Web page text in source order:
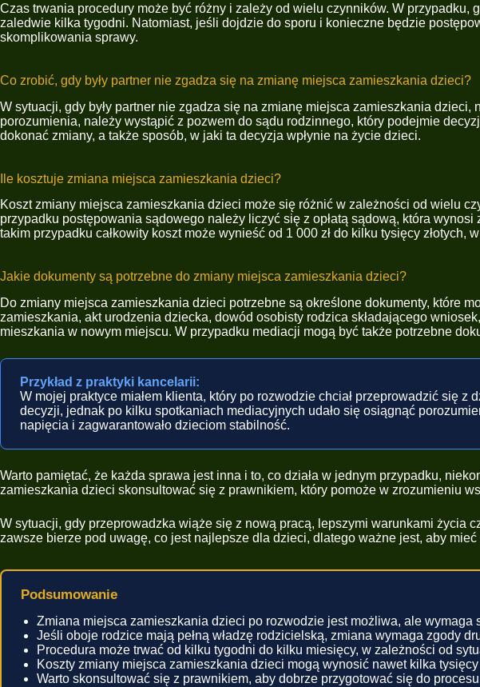
Czas trwania procedury może być różny i zależy od wielu czynników. W
zaledwie kilka tygodni. Natomiast, jeśli dojdzie do sporu i konieczne będzie
skomplikowania sprawy.
Co zrobić, gdy były partner nie zgadza się na zmianę miejsca zamieszkania dzieci?
W sytuacji, gdy były partner nie zgadza się na zmianę miejsca zamieszkania
porozumienia, należy wystąpić z pozwem do sądu rodzinnego, który podejmie
dokonać zmiany, a także sposób, w jaki ta decyzja wpłynie na życie dzieci.
Ile kosztuje zmiana miejsca zamieszkania dzieci?
Koszt zmiany miejsca zamieszkania dzieci może się różnić w zależności od wielu
przypadku postępowania sądowego należy liczyć się z opłatą sądową, która
takim przypadku całkowity koszt może wynieść od 1 000 zł do kilku tysięcy złotych,
Jakie dokumenty są potrzebne do zmiany miejsca zamieszkania dzieci?
Do zmiany miejsca zamieszkania dzieci potrzebne są określone dokumenty, które
zamieszkania, akt urodzenia dziecka, dowód osobisty rodzica składającego
mieszkania w nowym miejscu. W przypadku mediacji mogą być także potrzebne
Przykład z praktyki kancelarii:
W mojej praktyce miałem klienta, który po rozwodzie chciał przeprowadzić się
decyzji, jednak po kilku spotkaniach mediacyjnych udało się osiągnąć
napięcia i zagwarantowało dzieciom stabilność.
Warto pamiętać, że każda sprawa jest inna i to, co działa w jednym przypadku,
zamieszkania dzieci skonsultować się z prawnikiem, który pomoże w zrozumieniu
W sytuacji, gdy przeprowadzka wiąże się z nową pracą, lepszymi warunkami życia
zawsze bierze pod uwagę, co jest najlepsze dla dzieci, dlatego ważne jest, aby
Podsumowanie
Zmiana miejsca zamieszkania dzieci po rozwodzie jest możliwa, ale wymaga
Jeśli oboje rodzice mają pełną władzę rodzicielską, zmiana wymaga zgody
Procedura może trwać od kilku tygodni do kilku miesięcy, w zależności od
Koszty zmiany miejsca zamieszkania dzieci mogą wynosić nawet kilka
Warto skonsultować się z prawnikiem, aby dobrze przygotować się do